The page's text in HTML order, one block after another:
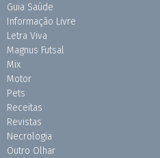
Guia Saúde
Informação Livre
Letra Viva
Magnus Futsal
Mix
Motor
Pets
Receitas
Revistas
Necrologia
Outro Olhar